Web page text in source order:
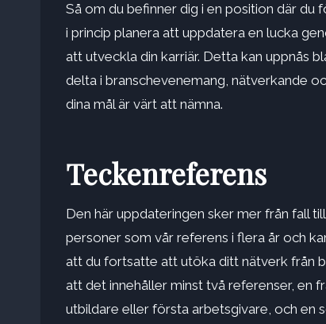
Så om du befinner dig i en position där du
i princip planera att uppdatera en lucka
att utveckla din karriär. Detta kan uppnås
delta i branschevenemang, nätverkande
dina mål är värt att nämna.
Teckenreferens
Den här uppdateringen sker mer från fall
personer som vår referens i flera år och
att du fortsatte att utöka ditt nätverk från
att det innehåller minst två referenser, en
utbildare eller första arbetsgivare, och en